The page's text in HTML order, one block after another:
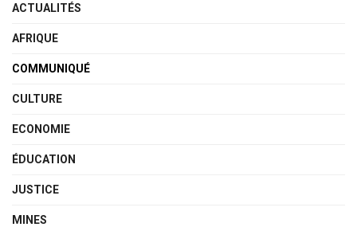
ACTUALITÉS
AFRIQUE
COMMUNIQUÉ
CULTURE
ECONOMIE
ÉDUCATION
JUSTICE
MINES